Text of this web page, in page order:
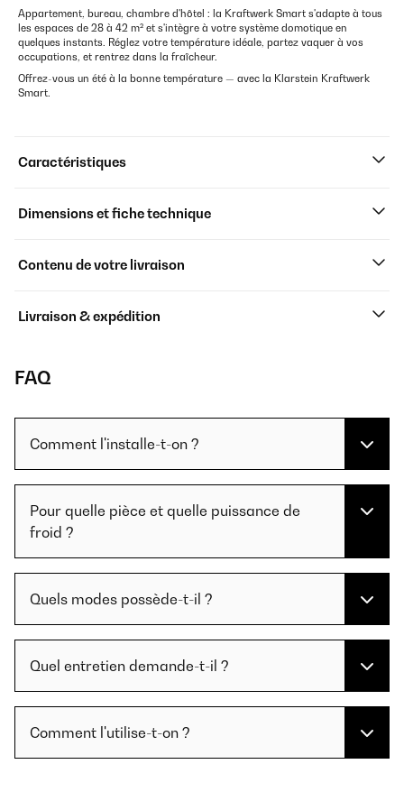
Appartement, bureau, chambre d'hôtel : la Kraftwerk Smart s'adapte à tous
les espaces de 28 à 42 m² et s'intègre à votre système domotique en
quelques instants. Réglez votre température idéale, partez vaquer à vos
occupations, et rentrez dans la fraîcheur.
Offrez-vous un été à la bonne température — avec la Klarstein Kraftwerk
Smart.
Caractéristiques
Dimensions et fiche technique
Contenu de votre livraison
Livraison & expédition
FAQ
Comment l'installe-t-on ?
Pour quelle pièce et quelle puissance de
froid ?
Quels modes possède-t-il ?
Quel entretien demande-t-il ?
Comment l'utilise-t-on ?